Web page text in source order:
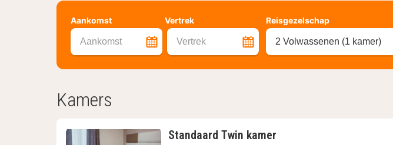
Aankomst Vertrek
Aankomst Vertrek
Reisgezelschap
2 Volwassenen (1 kamer)
Kamers
Standaard Twin kamer